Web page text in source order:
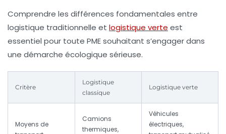
Comprendre les différences fondamentales entre
logistique traditionnelle et logistique verte est
essentiel pour toute PME souhaitant s’engager dans
une démarche écologique sérieuse.
Critère
Logistique
classique
Logistique verte
Moyens de
Camions
thermiques,
Véhicules
électriques,